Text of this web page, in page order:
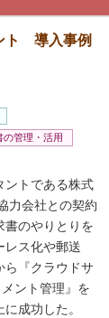
ト 導入事例
の管理・活用
ントである株式
力会社との契約
書のやりとりを
レス化や郵送
ら『クラウドサ
ント管理』を
成功した。